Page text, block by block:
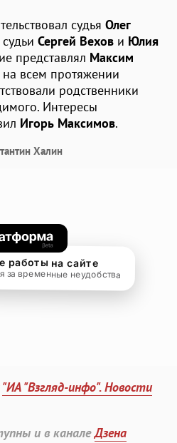
судья Олег
Сергей Вехов и Юлия
представлял Максим
на всем протяжении
родственники
Интересы
Игорь Максимов.
Халин
"ИА "Взгляд-инфо". Новости
и в каналеДзена